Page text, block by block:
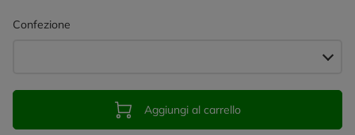
Confezione
Aggiungi al carrello